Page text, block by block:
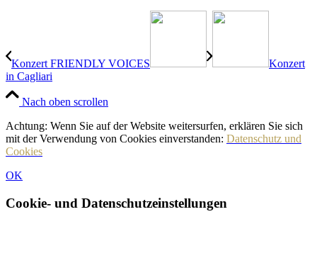
Konzert FRIENDLY VOICES
Konzert
in Cagliari
Nach oben scrollen
Achtung: Wenn Sie auf der Website weitersurfen, erklären Sie sich
mit der Verwendung von Cookies einverstanden: Datenschutz und
Cookies
OK
Cookie- und Datenschutzeinstellungen